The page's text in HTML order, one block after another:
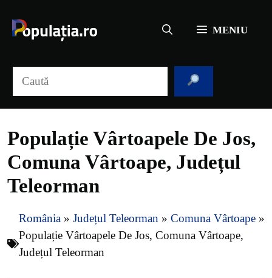
conținut
MENIU
Populație Vârtoapele De Jos,
Comuna Vârtoape, Județul
Teleorman
România » Județul Teleorman » Comuna Vârtoape »
Populație Vârtoapele De Jos, Comuna Vârtoape,
Județul Teleorman